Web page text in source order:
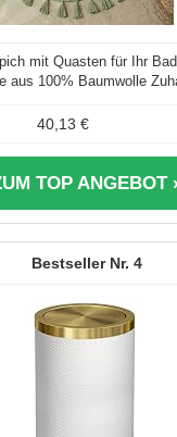
mit Quasten für Ihr
aus 100% Baumwolle
40,13 €
TOP ANGEBOT
4